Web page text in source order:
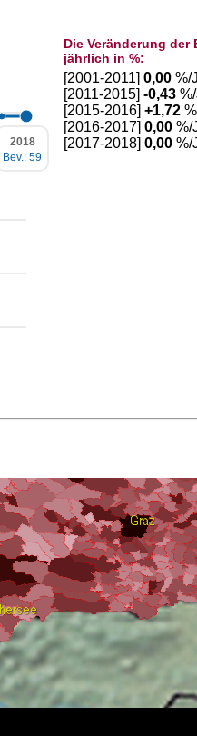
2018
Bev.: 59
Die Veränderung der
jährlich in %:
[2001-2011]0,00 %/
[2011-2015]-0,43
[2015-2016]+1,72
[2016-2017]0,00 %/
[2017-2018]0,00 %/